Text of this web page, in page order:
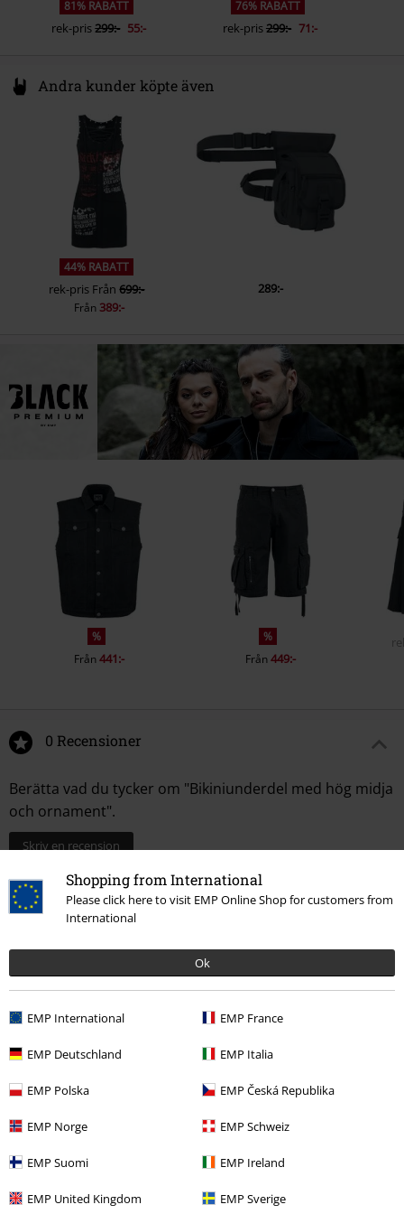
Shopping from International
Please click here to visit EMP Online Shop for customers from
International
Ok
EMP International EMP France
EMP Deutschland EMP Italia
EMP Polska EMP Česká Republika
EMP Norge EMP Schweiz
EMP Suomi EMP Ireland
EMP United Kingdom EMP Sverige
81% RABATT
rek-pris299:- 55:-
76% RABATT
rek-pris299:- 71:-
Andra kunder köpte även
44% RABATT
rek-pris Från699:-
Från389:-
289:-
%
Från441:-
%
Från449:-
0 Recensioner
Berätta vad du tycker om "Bikiniunderdel med hög midja
och ornament".
Skriv en recension
Senast besökt